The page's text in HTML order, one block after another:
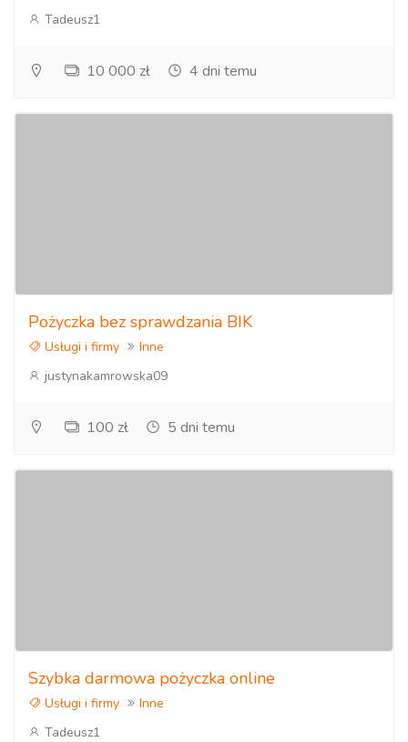
Tadeusz1
10 000 zł 4 dni temu
Pożyczka bez sprawdzania BIK
Usługi i firmy
Inne
justynakamrowska09
100 zł 5 dni temu
Szybka darmowa pożyczka online
Usługi i firmy
Inne
Tadeusz1